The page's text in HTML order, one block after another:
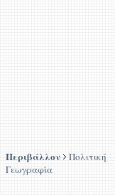
Περιβάλλον
Πολιτική
Γεωγραφία